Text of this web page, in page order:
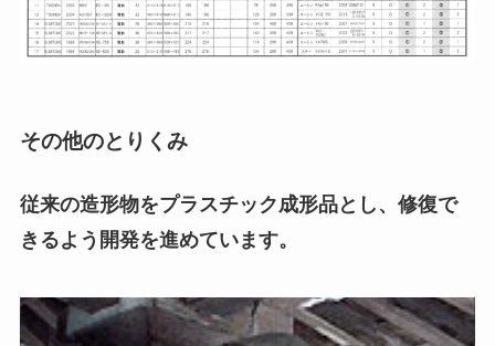
その他のとりくみ
従来の造形物をプラスチック成形品とし、修復で
きるよう開発を進めています。